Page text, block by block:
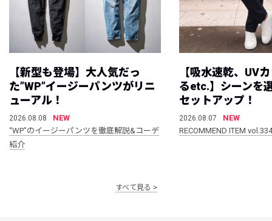
【新型も登場】大人気だっ
た”WP”イージーパンツがリニ
ューアル！
2026.08.08
NEW
“WP”のイージーパンツを徹底解説&コーデ
紹介
【吸水速乾、UV
るetc.】シーンを
セットアップ！
2026.08.07
NEW
RECOMMEND ITEM vol.334
すべて見る